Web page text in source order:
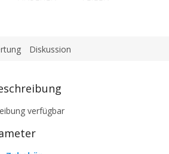
Diskussion
verfügbar